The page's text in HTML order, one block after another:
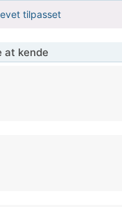
tilpasset
at kende